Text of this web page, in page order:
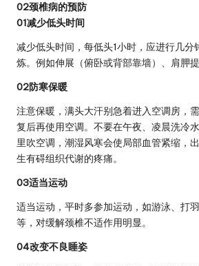
02颈椎病的预防
01减少低头时间
减少低头时间，每低头1小时，应进行几分
炼。例如伸展（俯卧或背部靠墙）、肩胛提
02防寒保暖
注意保暖，满头大汗别急着进入空调房，
复后再使用空调。不要在午夜、凌晨洗冷
里吹空调，潮湿风寒会使局部血管紧缩，
生有碍组织代谢的疼痛。
03适当运动
适当运动，平时多参加运动，如游泳、打
等，对缓解颈椎不适作用明显。
04改变不良睡姿